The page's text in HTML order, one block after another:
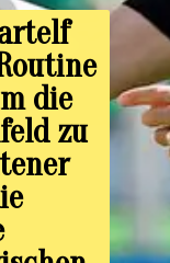
die
zu